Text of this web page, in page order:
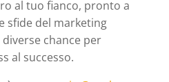
al tuo fianco, pronto a
sfide del marketing
chance per
al successo.